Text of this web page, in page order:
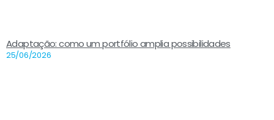
Adaptação: como um portfólio amplia possibilidades
25/06/2026